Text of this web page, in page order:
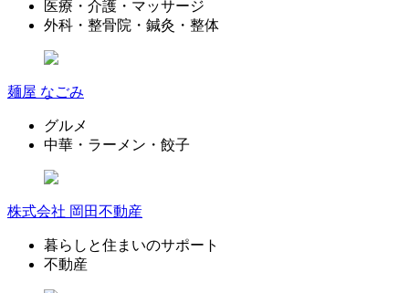
医療・介護・マッサージ
外科・整骨院・鍼灸・整体
麺屋 なごみ
グルメ
中華・ラーメン・餃子
株式会社 岡田不動産
暮らしと住まいのサポート
不動産